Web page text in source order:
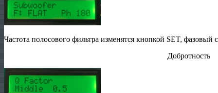
Частота полосового фильтра изменятся кнопкой SET,
Добротность